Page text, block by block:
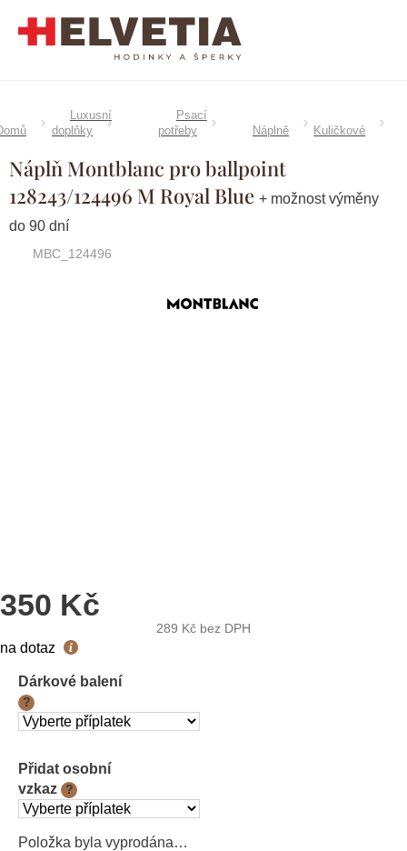
Luxusní
doplňky
Psací
potřeby
Náplně Kuličkové
Náplň Montblanc pro ballpoint
128243/124496 M Royal Blue + možnost výměny
do 90 dní
MBC_124496
Značka:Montblanc
350 Kč
289 Kč bez DPH
Měrná
na dotaz
Dárkové balení
?
Přidat osobní
vzkaz
?
Položka byla vyprodána…